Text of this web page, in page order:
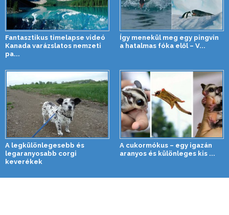
Fantasztikus timelapse videó
Kanada varázslatos nemzeti
pa...
Így menekül meg egy pingvin
a hatalmas fóka elől – V...
A legkülönlegesebb és
legaranyosabb corgi
keverékek
A cukormókus – egy igazán
aranyos és különleges kis ...